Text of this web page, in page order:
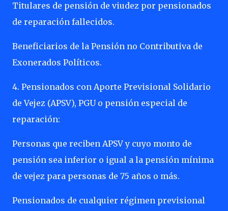
Titulares de pensión de viudez por pensionados
de reparación fallecidos.
Beneficiarios de la Pensión no Contributiva de
Exonerados Políticos.
4. Pensionados con Aporte Previsional Solidario
de Vejez (APSV), PGU o pensión especial de
reparación:
Personas que reciben APSV y cuyo monto de
pensión sea inferior o igual a la pensión mínima
de vejez para personas de 75 años o más.
Pensionados de cualquier régimen previsional